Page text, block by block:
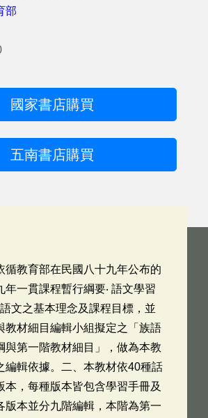
部
國家書店購買
五南書店購買
循教育部在民國八十九年公布的
年一貫課程暫行綱要‧ 語文學習
文之基本理念及課程目標，並
教材細目編輯小組擬定之「族語
與第一階教材細目」，做為本教
編輯依據。二、本教材依40種話
本，每種版本皆包含學習手冊及
版本並分九階編輯，本階為第一